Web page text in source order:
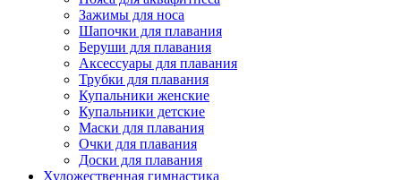
Зажимы для носа
Шапочки для плавания
Беруши для плавания
Аксессуары для плавания
Трубки для плавания
Купальники женские
Купальники детские
Маски для плавания
Очки для плавания
Доски для плавания
Художественная гимнастика